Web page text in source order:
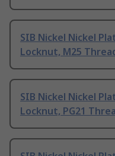
SIB Nickel Nickel
Locknut, M25
SIB Nickel Nickel
Locknut, PG21